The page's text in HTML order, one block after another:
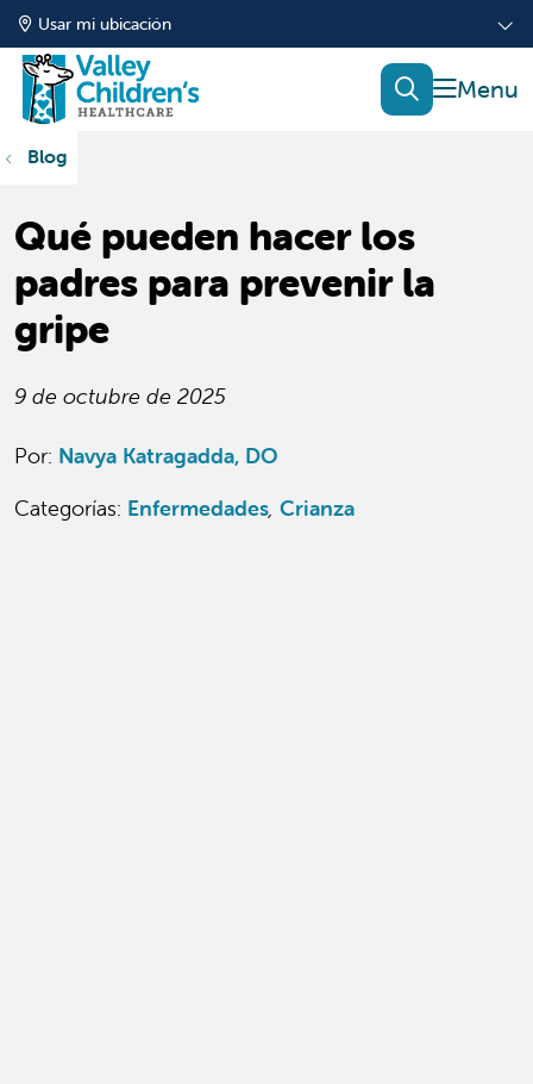
Usar mi ubicación
mostrar
buscar
Blog
Qué pueden hacer los
padres para prevenir la
gripe
9 de octubre de 2025
Por: Navya Katragadda, DO
Categorías: Enfermedades, Crianza